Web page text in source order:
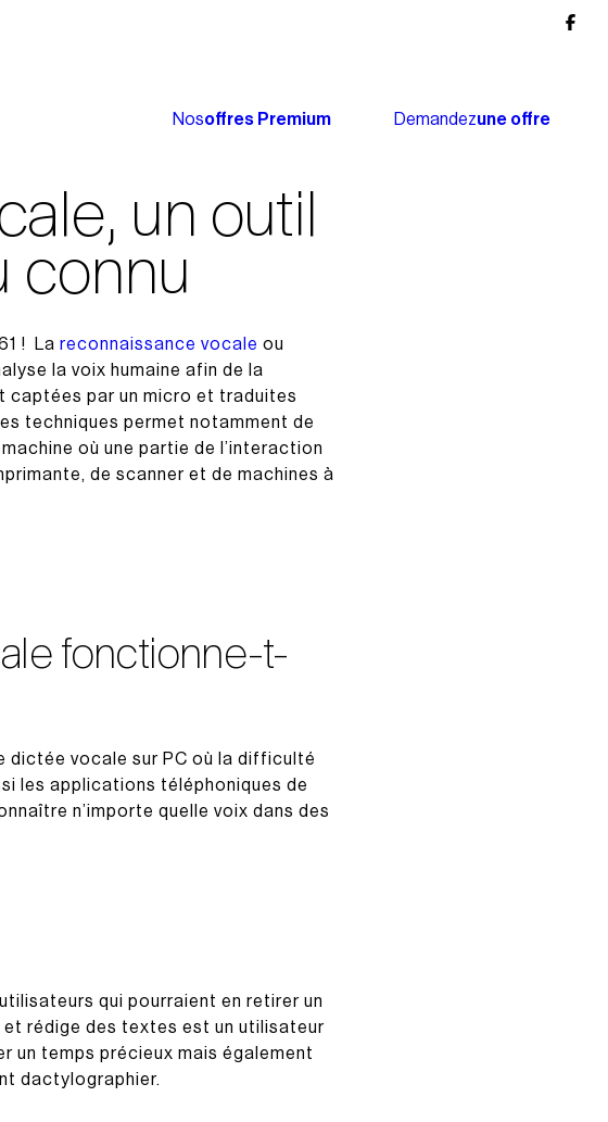
Nosoffres Premium Demandezune offre
un outil
connu
! La reconnaissance vocale ou
la voix humaine afin de la
captées par un micro et traduites
techniques permet notamment de
où une partie de l’interaction
de scanner et de machines à
fonctionne-t-
dictée vocale sur PC où la difficulté
les applications téléphoniques de
n’importe quelle voix dans des
qui pourraient en retirer un
rédige des textes est un utilisateur
un temps précieux mais également
dactylographier.